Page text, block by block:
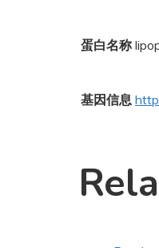
蛋白名称
基因信息